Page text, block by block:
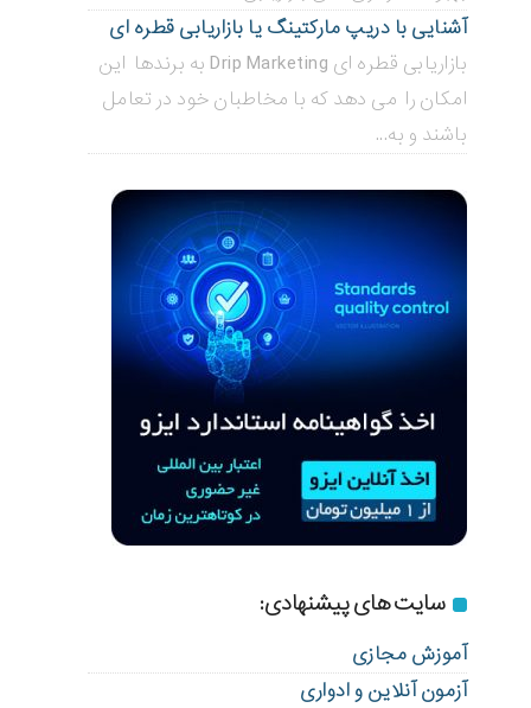
آشنایی با دریپ مارکتینگ یا بازاریابی قطره ای
بازاریابی قطره ای Drip Marketing به برندها این
امکان را می دهد که با مخاطبان خود در تعامل
باشند و به...
سایت های پیشنهادی:
آموزش مجازی
آزمون آنلاین و ادواری